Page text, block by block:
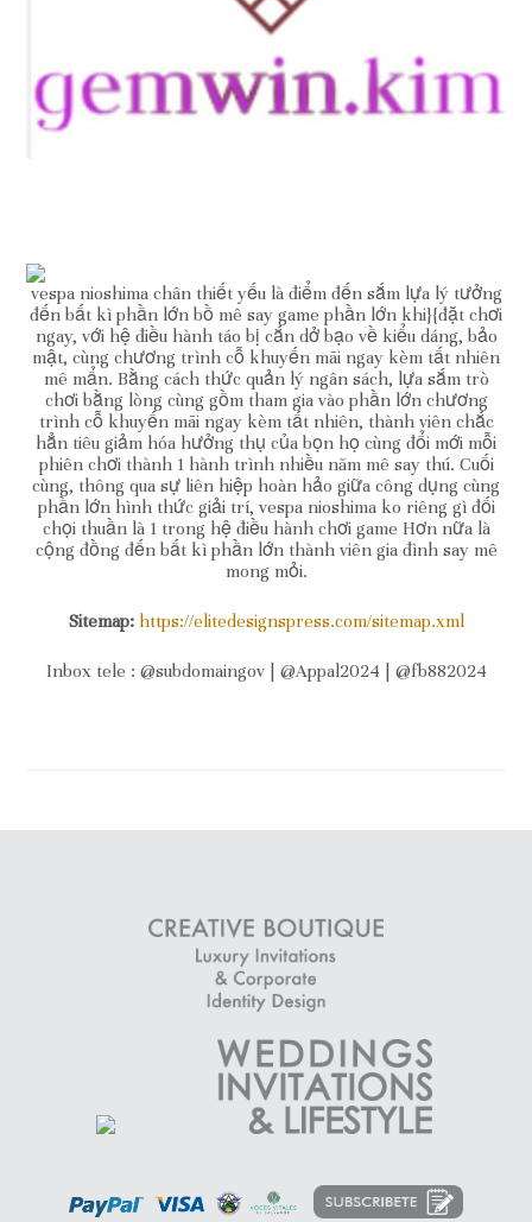
vespa nioshima chân thiết yếu là điểm đến sắm lựa lý tưởng
đến bất kì phần lớn bồ mê say game phần lớn khi}{đặt chơi
ngay, với hệ điều hành táo bị cắn dở bạo về kiểu dáng, bảo
mật, cùng chương trình cỗ khuyến mãi ngay kèm tất nhiên
mê mẩn. Bằng cách thức quản lý ngân sách, lựa sắm trò
chơi bằng lòng cùng gồm tham gia vào phần lớn chương
trình cỗ khuyến mãi ngay kèm tất nhiên, thành viên chắc
hẳn tiêu giảm hóa hưởng thụ của bọn họ cùng đổi mới mỗi
phiên chơi thành 1 hành trình nhiều năm mê say thú. Cuối
cùng, thông qua sự liên hiệp hoàn hảo giữa công dụng cùng
phần lớn hình thức giải trí, vespa nioshima ko riêng gì đối
chọi thuần là 1 trong hệ điều hành chơi game Hơn nữa là
cộng đồng đến bất kì phần lớn thành viên gia đình say mê
mong mỏi.
Sitemap: https://elitedesignspress.com/sitemap.xml
Inbox tele : @subdomaingov | @Appal2024 | @fb882024